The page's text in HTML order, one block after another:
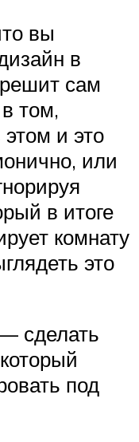
вы
в
сам
том,
и это
или
в итоге
комнату
это
сделать
под